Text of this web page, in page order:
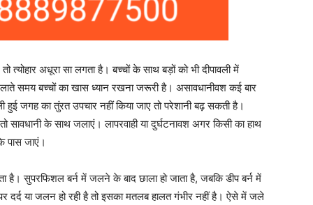
त्योहार अधूरा सा लगता है। बच्चों के साथ बड़ों को भी दीपावली में
बच्चों का खास ध्यान रखना जरूरी है। असावधानीवश कई बार
जगह का तुंरत उपचार नहीं किया जाए तो परेशानी बढ़ सकती है।
के साथ जलाएं। लापरवाही या दुर्घटनावश अगर किसी का हाथ
पास जाएं।
सुपरफिशल बर्न में जलने के बाद छाला हो जाता है, जबकि डीप बर्न में
दर्द या जलन हो रही है तो इसका मतलब हालत गंभीर नहीं है। ऐसे में जले